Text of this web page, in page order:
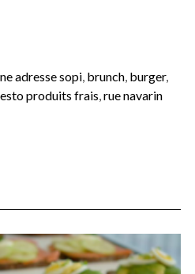
adresse sopi, brunch, burger,
produits frais,rue navarin